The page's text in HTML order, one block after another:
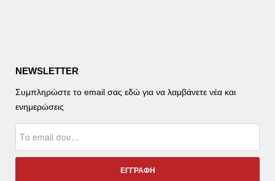
NEWSLETTER
Συμπληρώστε το email σας εδώ για να λαμβάνετε νέα και
ενημερώσεις